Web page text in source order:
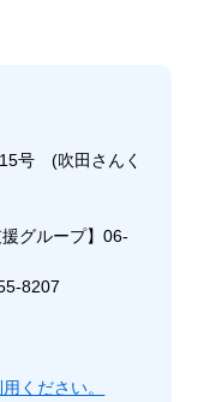
号 (吹田さんく
グループ】06-
8207
ください。